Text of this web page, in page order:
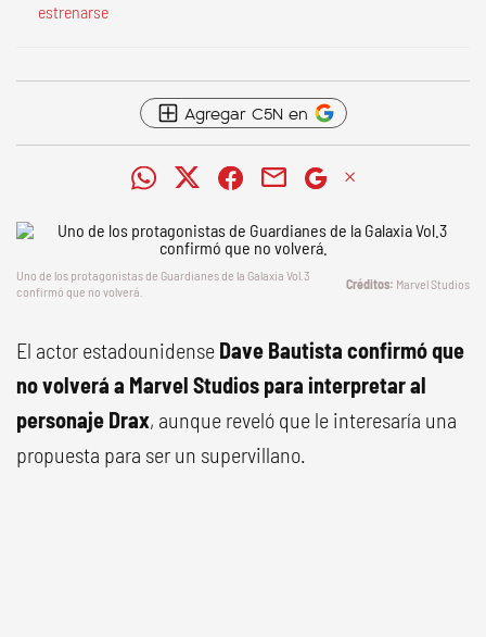
estrenarse
Agregar C5N en
Uno de los protagonistas de Guardianes de la Galaxia Vol.3
confirmó que no volverá.
Marvel Studios
El actor estadounidense Dave Bautista confirmó que
no volverá a Marvel Studios para interpretar al
personaje Drax, aunque reveló que le interesaría una
propuesta para ser un supervillano.